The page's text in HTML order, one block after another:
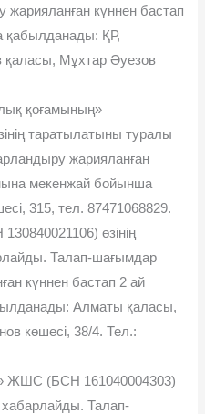
күннен бастап
қабылданады: ҚР,
қаласы, Мұхтар Әуезов
қоғамының»
таратылатыны туралы
жарияланған
мекенжай бойынша
315, тел. 87471068829.
өзінің
Талап-шағымдар
күннен бастап 2 ай
Алматы қаласы,
көшесі, 38/4. Тел.:
ЖШС (БСН 161040004303)
хабарлайды. Талап-